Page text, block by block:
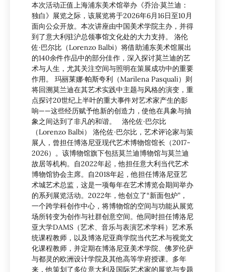
本次活动正值上海浦东美术馆举办《乔治·莫兰迪：
独白》展览之际，该展览将于2026年6月16日至10月
面向公众开放。本次讲座由中国美术学院主办，并得
到了意大利驻沪总领事馆文化处的大力支持。 洛伦
佐·巴尔比（Lorenzo Balbi）将借助浦东美术馆展出
的140余件作品中的部分佳作，深入探讨莫兰迪的艺
术与人生，尤其关注空间与照明在策展成功中的重要
作用。 玛丽莱娜·帕斯夸利（Marilena Pasquali）则
将回溯莫兰迪在其艺术实践中主题与风格的演变，重
点探讨20世纪上半叶的重大事件对艺术家产生的影
响——这些经历赋予他新的创造力，使他在具象与抽
象之间达到了非凡的和谐。 洛伦佐·巴尔比
（Lorenzo Balbi） 洛伦佐·巴尔比，艺术评论家与策
展人，曾担任博洛尼亚现代艺术博物馆馆长（2017-
2026）。该博物馆旗下包括莫兰迪博物馆与莫兰迪
故居等机构。自2022年起，他担任意大利当代艺术
博物馆协会主席。自2018年起，他担任博洛尼亚艺
术城艺术总监，这是一项每年在艺术博览会期间举办
的系列展览活动。2022年，他创立了“新面包炉”，
一个跨学科创作中心，将博物馆的空间与功能从展览
场所转变为创作与社群创意空间。他同时担任博洛尼
亚大学DAMS（艺术、音乐与表演艺术学科）艺术系
统课程教师，以及博洛尼亚商学院当代艺术与视觉文
化课程教师，并定期在博洛尼亚美术学院、佛罗伦萨
与都灵的欧洲设计学院及其他高等学府授课。多年
来，他策划了多位意大利及国际艺术家的展览与专题